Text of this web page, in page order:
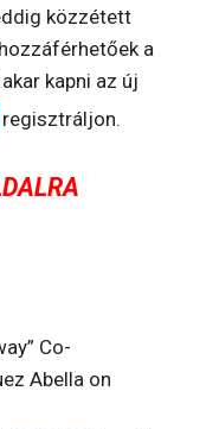
közzétett
a
kapni az új
regisztráljon.
Co-
Abella on